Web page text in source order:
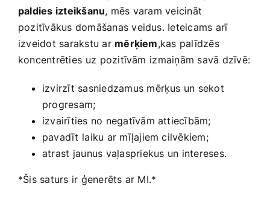
paldies izteikšanu, mēs varam veicināt
pozitīvākus domāšanas ‍veidus. Ieteicams arī
izveidot sarakstu ‌ar mērķiem,kas palīdzēs
koncentrēties⁢ uz ⁣pozitīvām ⁤izmaiņām savā‍ dzīvē:
izvirzīt‌ sasniedzamus mērķus un‍ sekot
progresam;
izvairīties no negatīvām attiecībām;
pavadīt⁢ laiku ar mīļajiem cilvēkiem;
atrast ⁢jaunus vaļaspriekus un⁢ intereses.
*Šis saturs ir‍ ģenerēts ar MI.*